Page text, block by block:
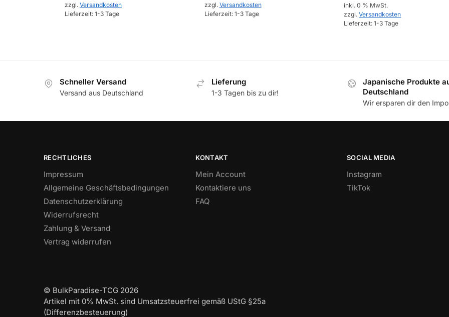
zzgl. Versandkosten
Lieferzeit: 1-3 Tage
zzgl. Versandkosten
Lieferzeit: 1-3 Tage
inkl. 0 % MwSt.
zzgl.Versandkosten
Lieferzeit:1-3 Tage
Schneller Versand
Versand aus Deutschland
Lieferung
1-3 Tagen bis zu dir!
Japanische Produkte
Deutschland
Wir ersparen dir den
RECHTLICHES
Impressum
Allgemeine Geschäftsbedingungen
Datenschutzerklärung
Widerrufsrecht
Zahlung & Versand
Vertrag widerrufen
KONTAKT
Mein Account
Kontaktiere uns
FAQ
SOCIAL MEDIA
Instagram
TikTok
© BulkParadise-TCG 2026
Artikel mit 0% MwSt. sind Umsatzsteuerfrei gemäß UStG §25a
(Differenzbesteuerung)